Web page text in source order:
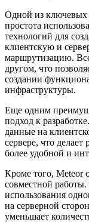
Одной из ключевых
простота
технологий для
клиентскую и
маршрутизацию.
другом, что
создании
инфраструктуры.
Еще одним
подход к
данные на
сервере, что
более удобной и
Кроме того, Meteor
совместной
использования
на серверной
уменьшает